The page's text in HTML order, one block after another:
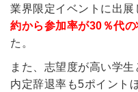
業界限定イベントに出
約から参加率が30％代
た。
また、志望度が高い学
内定辞退率も5ポイント
をご利用する